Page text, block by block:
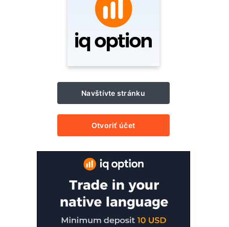
Navštívte stránku
Otvoriť účet